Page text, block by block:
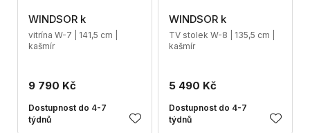
WINDSOR k
vitrína W-7 | 141,5 cm |
kašmír
9 790 Kč
Dostupnost do 4-7
týdnů
WINDSOR k
TV stolek W-8 | 135,5 cm |
kašmír
5 490 Kč
Dostupnost do 4-7
týdnů